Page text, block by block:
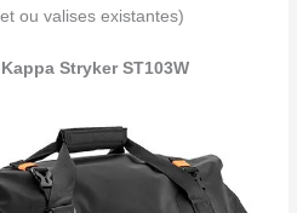
ou valises existantes)
Kappa Stryker ST103W